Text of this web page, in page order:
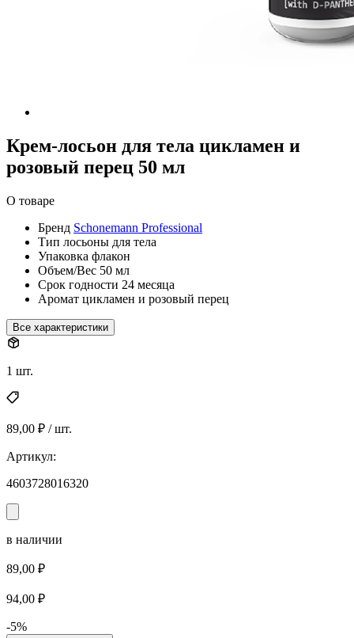
Крем-лосьон для тела цикламен и
розовый перец 50 мл
О товаре
Бренд Schonemann Professional
Тип лосьоны для тела
Упаковка флакон
Объем/Вес 50 мл
Срок годности 24 месяца
Аромат цикламен и розовый перец
Все характеристики
1 шт.
89,00 ₽ / шт.
Артикул:
4603728016320
в наличии
89,00 ₽
94,00 ₽
-5%